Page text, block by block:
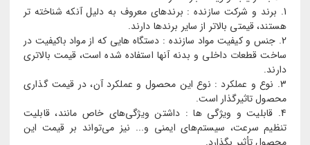
برند و شرکت سازنده : برندهای معروف به دلیل آنکه شناخته تر
هستند، قیمتی بالاتر از سایر برندها دارند.
جنس و کیفیت مواد سازنده : دستگاه هایی که از مواد باکیفیت در
ساخت قطعات داخلی و بدنه آنها استفاده شده است، قیمت بالاتری
دارند.
نوع و عملکرد : نوع این محصول و عملکرد آن، در قیمت ‌گذاری
محصول تاثیرگذار است.
قابلیت و ویژگی ها : داشتن ویژگی‌های خاص مانند، قابلیت
تنظیم سرعت، سیستم‌های ایمنی و... نیز می‌تواند بر قیمت این